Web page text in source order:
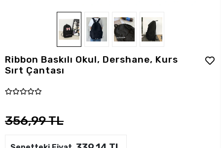
Ribbon Baskılı Okul, Dershane, Kurs
Sırt Çantası
356,99 TL